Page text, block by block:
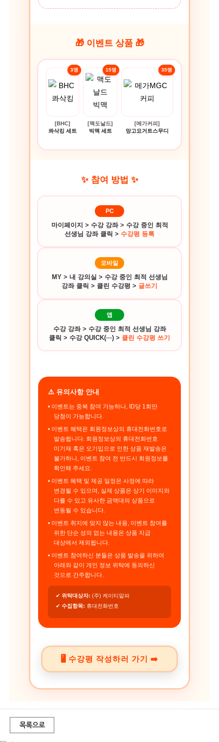
🎁 이벤트 상품 🎁
[BHC]
콰삭킹 세트
3명
[맥도날드]
빅맥 세트
15명
[메가커피]
망고요거트스무디
35명
✨ 참여 방법 ✨
PC
마이페이지 > 수강 강좌 > 수강 중인 최적
선생님 강좌 클릭 > 수강평 등록
모바일
MY > 내 강의실 > 수강 중인 최적 선생님
강좌 클릭 > 클린 수강평 > 글쓰기
앱
수강 강좌 > 수강 중인 최적 선생님 강좌
클릭 > 수강 QUICK(···) > 클린 수강평 쓰기
⚠️ 유의사항 안내
• 이벤트는 중복 참여 가능하나, ID당 1회만
당첨이 가능합니다.
• 이벤트 혜택은 회원정보상의 휴대전화번호로
발송됩니다. 회원정보상의 휴대전화번호
미기재 혹은 오기입으로 인한 상품 재발송은
불가하니, 이벤트 참여 전 반드시 회원정보를
확인해 주세요.
• 이벤트 혜택 및 제공 일정은 사정에 따라
변경될 수 있으며, 실제 상품은 상기 이미지와
다를 수 있고 유사한 금액대의 상품으로
변동될 수 있습니다.
• 이벤트 취지에 맞지 않는 내용, 이벤트 참여를
위한 단순 성의 없는 내용은 상품 지급
대상에서 제외됩니다.
• 이벤트 참여하신 분들은 상품 발송을 위하여
아래와 같이 개인 정보 위탁에 동의하신
것으로 간주합니다.
✔ 위탁대상자: (주) 케이티알파
✔ 수집항목: 휴대전화번호
🖥️ 수강평 작성하러 가기 ➡️
목록으로